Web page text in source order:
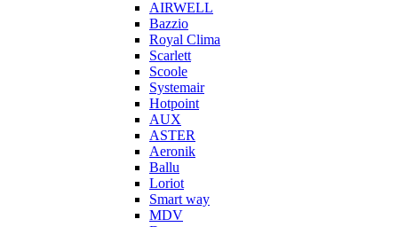
AIRWELL
Bazzio
Royal Clima
Scarlett
Scoole
Systemair
Hotpoint
AUX
ASTER
Aeronik
Ballu
Loriot
Smart way
MDV